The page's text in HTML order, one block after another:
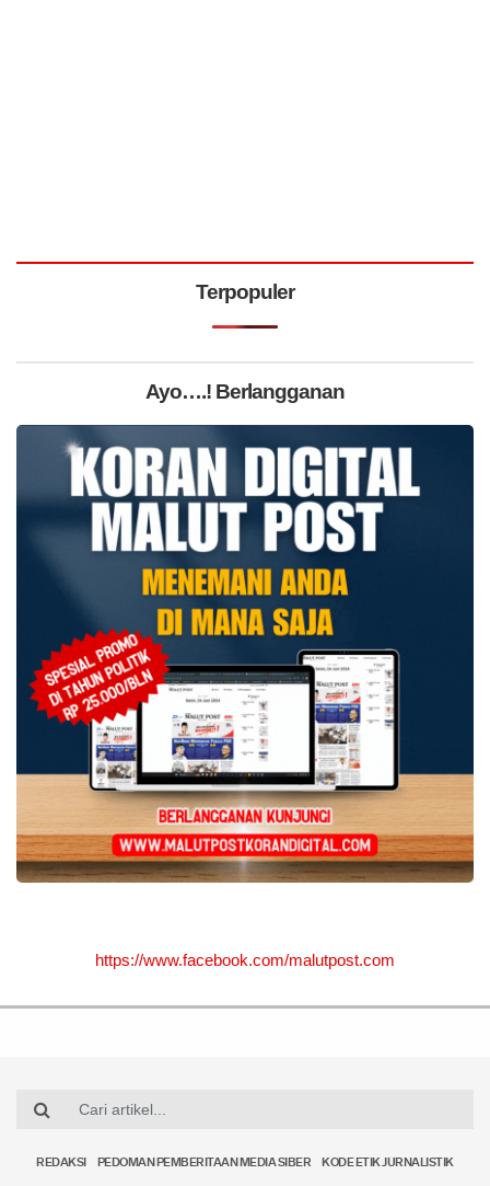
Terpopuler
Ayo….! Berlangganan
https://www.facebook.com/malutpost.com
REDAKSI PEDOMAN PEMBERITAAN MEDIA SIBER KODE ETIK JURNALISTIK